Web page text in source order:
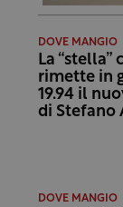
DOVE MANGIO
La “stella”
rimette in
19.94 il
di Stefano
DOVE MANGIO